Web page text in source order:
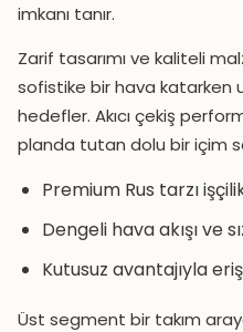
imkanı tanır.
Zarif tasarımı ve kaliteli
sofistike bir hava katarken
hedefler. Akıcı çekiş
planda tutan dolu bir içim
Premium Rus tarzı
Dengeli hava akışı ve
Kutusuz avantajıyla
Üst segment bir takım